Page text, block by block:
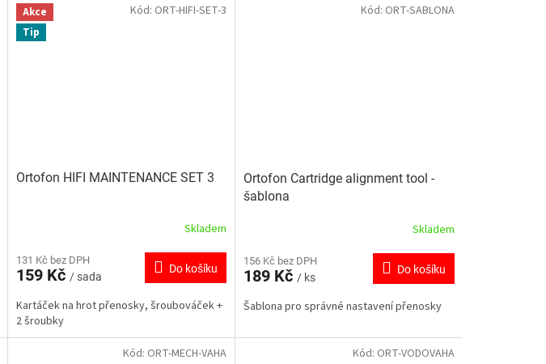
Akce
Tip
Ortofon HIFI MAINTENANCE SET 3
Skladem
131 Kč bez DPH
159 Kč / sada
Do košíku
Kartáček na hrot přenosky, šroubováček +
2 šroubky
Kód: ORT-HIFI-SET-3
Ortofon Cartridge alignment tool -
šablona
Skladem
156 Kč bez DPH
189 Kč / ks
Do košíku
Šablona pro správné nastavení přenosky
Kód: ORT-SABLONA
Kód: ORT-MECH-VAHA Kód: ORT-VODOVAHA